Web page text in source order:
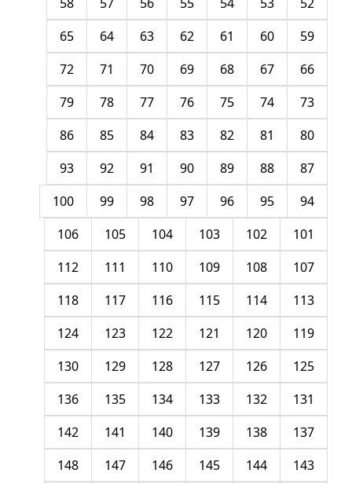
59
60
61
62
63
64
65
66
67
68
69
70
71
72
73
74
75
76
77
78
79
80
81
82
83
84
85
86
87
88
89
90
91
92
93
94
95
96
97
98
99
100
101
102
103
104
105
106
107
108
109
110
111
112
113
114
115
116
117
118
119
120
121
122
123
124
125
126
127
128
129
130
131
132
133
134
135
136
137
138
139
140
141
142
143
144
145
146
147
148